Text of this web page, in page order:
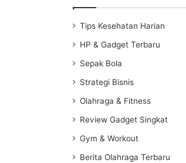
Tips Kesehatan Harian
HP & Gadget Terbaru
Sepak Bola
Strategi Bisnis
Olahraga & Fitness
Review Gadget Singkat
Gym & Workout
Berita Olahraga Terbaru